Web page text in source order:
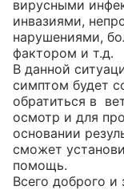
вирусными
инвазиями,
нарушениями,
фактором и т.д.
В данной
симптом будет
обратиться в
осмотр и для
основании
сможет
помощь.
Всего доброго